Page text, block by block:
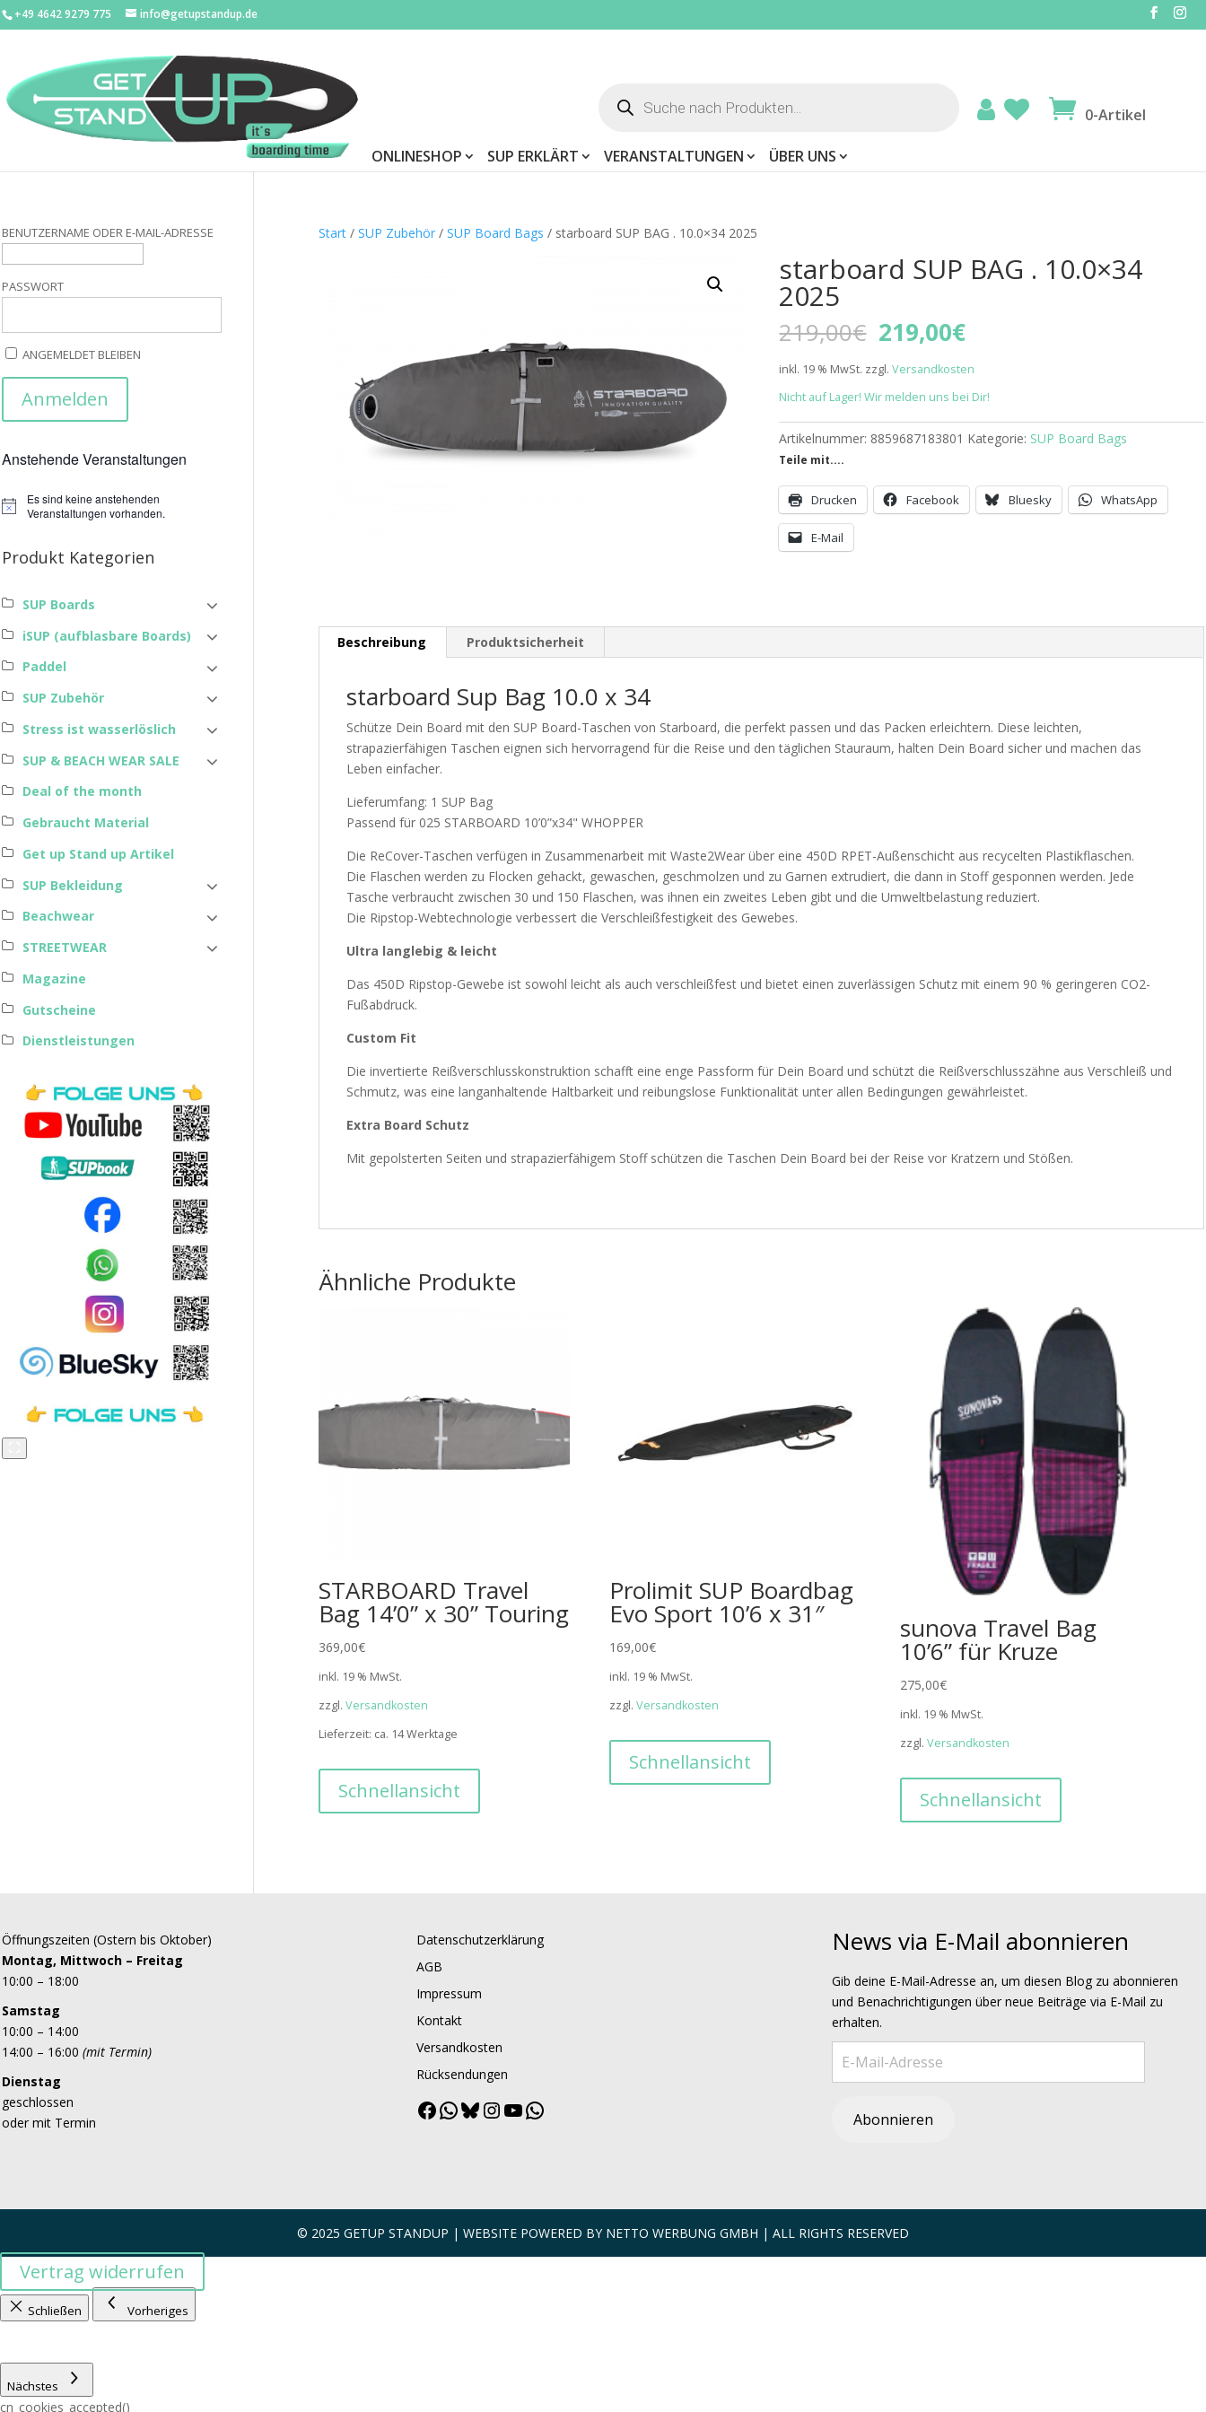
+49 4642 9279 775 info@getupstandup.de
0-Artikel
search
ONLINESHOP SUP ERKLÄRT VERANSTALTUNGEN ÜBER UNS
Start /SUP Zubehör /SUP Board Bags / starboard SUP BAG . 10.0×34 2025
starboard SUP BAG . 10.0×34
2025
219,00€ Ursprünglicher
Preis
war:
219,00€
219,00€Aktueller
ist:
219,00€.
inkl. 19 % MwSt. zzgl.Versandkosten
Nicht auf Lager! Wir melden uns bei Dir!
Artikelnummer: 8859687183801 Kategorie: SUP Board Bags
Teile mit....
Drucken Facebook Bluesky WhatsApp
E-Mail
Beschreibung Produktsicherheit
starboard Sup Bag 10.0 x 34
Schütze Dein Board mit den SUP Board-Taschen von Starboard, die perfekt passen und das Packen erleichtern. Diese leichten,
strapazierfähigen Taschen eignen sich hervorragend für die Reise und den täglichen Stauraum, halten Dein Board sicher und machen das
Leben einfacher.
Lieferumfang: 1 SUP Bag
Passend für 025 STARBOARD 10’0”x34" WHOPPER
Die ReCover-Taschen verfügen in Zusammenarbeit mit Waste2Wear über eine 450D RPET-Außenschicht aus recycelten Plastikflaschen.
Die Flaschen werden zu Flocken gehackt, gewaschen, geschmolzen und zu Garnen extrudiert, die dann in Stoff gesponnen werden. Jede
Tasche verbraucht zwischen 30 und 150 Flaschen, was ihnen ein zweites Leben gibt und die Umweltbelastung reduziert.
Die Ripstop-Webtechnologie verbessert die Verschleißfestigkeit des Gewebes.
Ultra langlebig & leicht
Das 450D Ripstop-Gewebe ist sowohl leicht als auch verschleißfest und bietet einen zuverlässigen Schutz mit einem 90 % geringeren CO2-
Fußabdruck.
Custom Fit
Die invertierte Reißverschlusskonstruktion schafft eine enge Passform für Dein Board und schützt die Reißverschlusszähne aus Verschleiß und
Schmutz, was eine langanhaltende Haltbarkeit und reibungslose Funktionalität unter allen Bedingungen gewährleistet.
Extra Board Schutz
Mit gepolsterten Seiten und strapazierfähigem Stoff schützen die Taschen Dein Board bei der Reise vor Kratzern und Stößen.
Ähnliche Produkte
STARBOARD Travel
Bag 14’0” x 30” Touring
369,00€
inkl. 19 % MwSt.
zzgl.Versandkosten
Lieferzeit: ca. 14 Werktage
Schnellansicht
Prolimit SUP Boardbag
Evo Sport 10’6 x 31″
169,00€
inkl. 19 % MwSt.
zzgl.Versandkosten
Schnellansicht
sunova Travel Bag
10’6” für Kruze
275,00€
inkl. 19 % MwSt.
zzgl.Versandkosten
Schnellansicht
BENUTZERNAME ODER E-MAIL-ADRESSE
PASSWORT
ANGEMELDET BLEIBEN
Anstehende Veranstaltungen
Hinweis
Es sind keine anstehenden
Veranstaltungen vorhanden.
Produkt Kategorien
SUP Boards
iSUP (aufblasbare Boards)
Paddel
SUP Zubehör
Stress ist wasserlöslich
SUP & BEACH WEAR SALE
Deal of the month
Gebraucht Material
Get up Stand up Artikel
SUP Bekleidung
Beachwear
STREETWEAR
Magazine
Gutscheine
Dienstleistungen
Öffnungszeiten (Ostern bis Oktober)
Montag, Mittwoch – Freitag
10:00 – 18:00
Samstag
10:00 – 14:00
14:00 – 16:00 (mit Termin)
Dienstag
geschlossen
oder mit Termin
Datenschutzerklärung
AGB
Impressum
Kontakt
Versandkosten
Rücksendungen
Facebook
WhatsApp
BlueskyInstagram
YouTube
News via E-Mail abonnieren
Gib deine E-Mail-Adresse an, um diesen Blog zu abonnieren
und Benachrichtigungen über neue Beiträge via E-Mail zu
erhalten.
E-Mail-Adresse
Abonnieren
© 2025 GETUP STANDUP | WEBSITE POWERED BY NETTO WERBUNG GMBH | ALL RIGHTS RESERVED
Vertrag widerrufen
Schließen Vorheriges
Nächstes
cn_cookies_accepted()